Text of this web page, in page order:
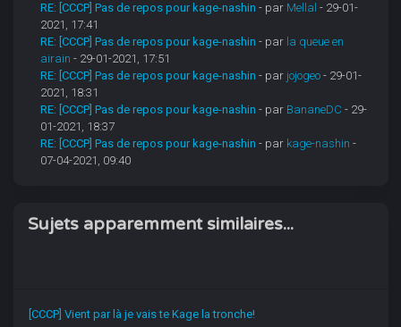
RE: [CCCP] Pas de repos pour kage-nashin - par Mellal - 29-01-
2021, 17:41
RE: [CCCP] Pas de repos pour kage-nashin - par la queue en
airain - 29-01-2021, 17:51
RE: [CCCP] Pas de repos pour kage-nashin - par jojogeo - 29-01-
2021, 18:31
RE: [CCCP] Pas de repos pour kage-nashin - par BananeDC - 29-
01-2021, 18:37
RE: [CCCP] Pas de repos pour kage-nashin - par kage-nashin -
07-04-2021, 09:40
Sujets apparemment similaires...
[CCCP] Vient par là je vais te Kage la tronche!